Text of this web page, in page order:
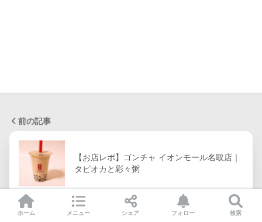
前の記事
【お店レポ】ゴンチャ イオンモール名取店｜
タピオカと彩々粥
次の記事
ホーム メニュー シェア フォロー 検索